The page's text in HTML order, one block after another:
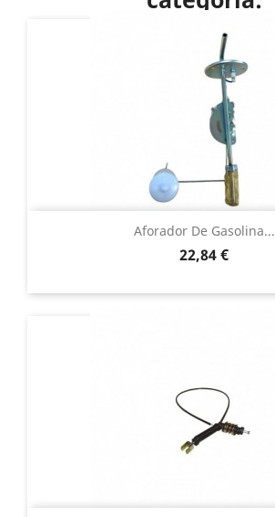
Aforador De Gasolina...
Precio
22,84 €